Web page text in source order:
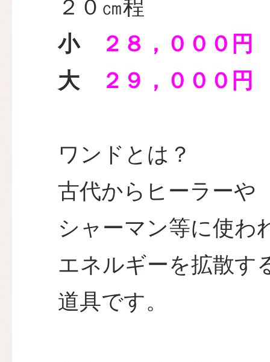
２０㎝程
小
２８，０００円
大
２９，０００円
ワンドとは？
古代からヒーラーや
シャーマン等に使わ
エネルギーを拡散す
道具です。